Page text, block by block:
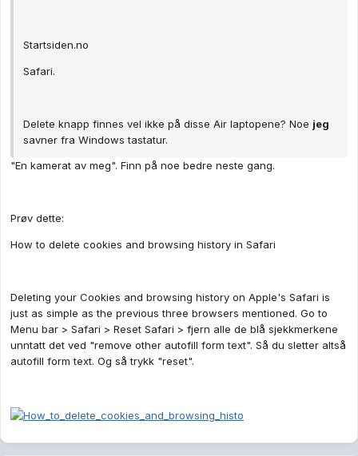
Startsiden.no
Safari.
Delete knapp finnes vel ikke på disse Air laptopene? Noe jeg
savner fra Windows tastatur.
"En kamerat av meg". Finn på noe bedre neste gang.
Prøv dette:
How to delete cookies and browsing history in Safari
Deleting your Cookies and browsing history on Apple's Safari is
just as simple as the previous three browsers mentioned. Go to
Menu bar > Safari > Reset Safari > fjern alle de blå sjekkmerkene
unntatt det ved "remove other autofill form text". Så du sletter altså
autofill form text. Og så trykk "reset".